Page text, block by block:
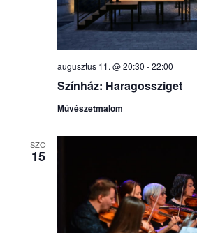
Színház: Haragossziget
augusztus 11. @ 20:30 -22:00
Művészetmalom
SZO
15